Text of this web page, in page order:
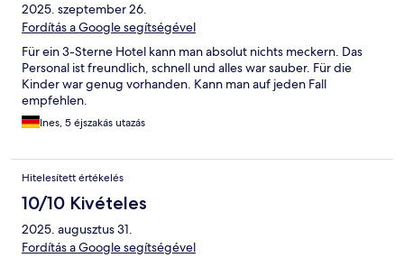
2025. szeptember 26.
Fordítás a Google segítségével
Für ein 3-Sterne Hotel kann man absolut nichts meckern. Das
Personal ist freundlich, schnell und alles war sauber. Für die
Kinder war genug vorhanden. Kann man auf jeden Fall
empfehlen.
Ines, 5 éjszakás utazás
Hitelesített értékelés
10/10 Kivételes
2025. augusztus 31.
Fordítás a Google segítségével